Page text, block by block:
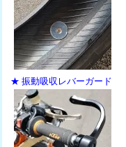
★ 振動吸収レバーガード